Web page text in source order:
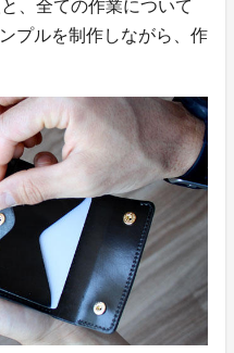
、全ての作業について
プルを制作しながら、作